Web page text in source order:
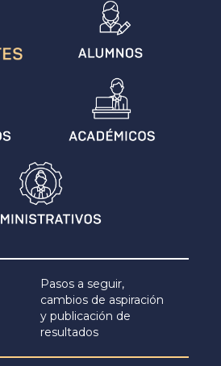
Pasos a seguir,
cambios de aspiración
y publicación de
resultados